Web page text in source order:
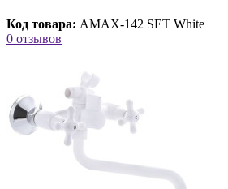
Код товара: AMAX-142 SET White
0 отзывов